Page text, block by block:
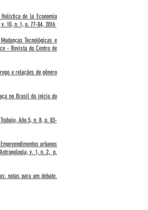
de la Economía
10, n. 1, p. 77-84, 2016
Tecnológicas e
- Revista do Centro de
e relações de gênero
no Brasil do início do
Año 5, n. 8, p. 83-
urbanos
v. 1, n. 2, p.
notas para um debate.